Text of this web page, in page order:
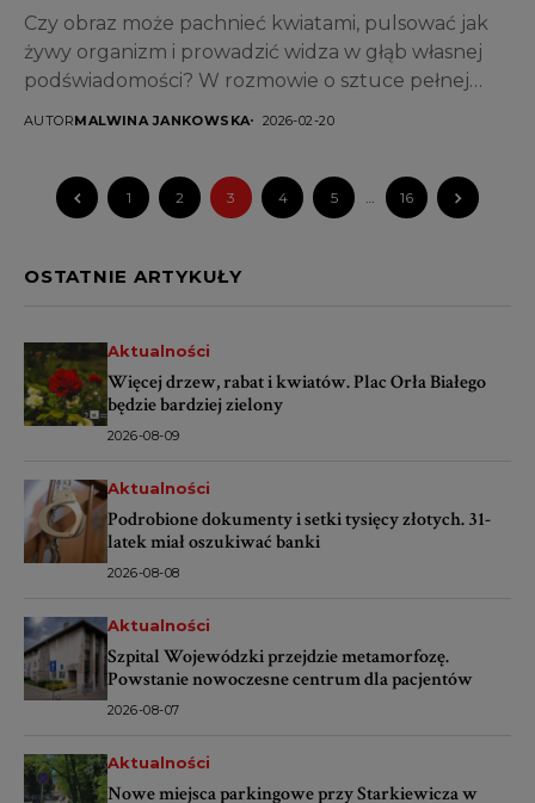
Czy obraz może pachnieć kwiatami, pulsować jak
żywy organizm i prowadzić widza w głąb własnej
podświadomości? W rozmowie o sztuce pełnej
AUTORMALWINA JANKOWSKA 2026-02-20
1 2 3 4 5 16
OSTATNIE ARTYKUŁY
Aktualności
Więcej drzew, rabat i kwiatów. Plac Orła Białego
będzie bardziej zielony
2026-08-09
Aktualności
Podrobione dokumenty i setki tysięcy złotych. 31-
latek miał oszukiwać banki
2026-08-08
Aktualności
Szpital Wojewódzki przejdzie metamorfozę.
Powstanie nowoczesne centrum dla pacjentów
2026-08-07
Aktualności
Nowe miejsca parkingowe przy Starkiewicza w